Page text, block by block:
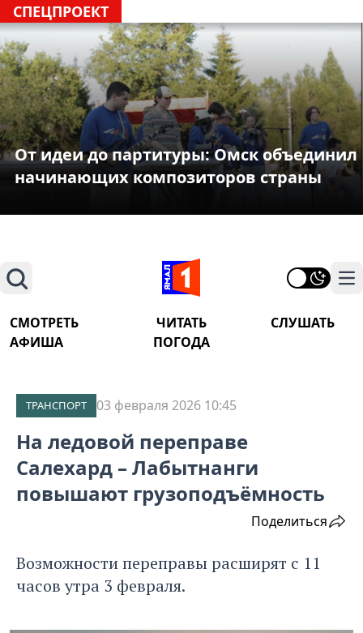
СПЕЦПРОЕКТ
От идеи до партитуры: Омск объединил
начинающих композиторов страны
Поиск
СМОТРЕТЬ ЧИТАТЬ
СЛУШАТЬ
АФИША
ПОГОДА
ТРАНСПОРТ 03 февраля 2026 10:45
На ледовой переправе
Салехард – Лабытнанги
повышают грузоподъёмность
Поделиться
Возможности переправы расширят с 11
часов утра 3 февраля.